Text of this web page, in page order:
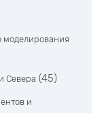
моделирования
Севера (45)
и